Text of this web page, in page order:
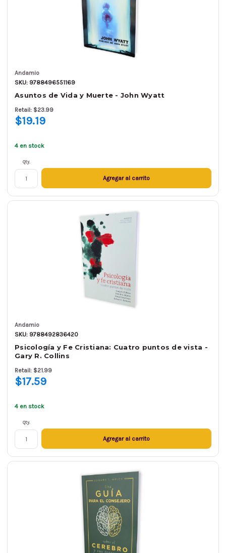
Andamio
SKU: 9788496551169
Asuntos de Vida y Muerte - John Wyatt
Retail: $23.99
$19.19
4 en stock
Qty.
Agregar al carrito
Andamio
SKU: 9788492836420
Psicología y Fe Cristiana: Cuatro puntos de vista -
Gary R. Collins
Retail: $21.99
$17.59
4 en stock
Qty.
Agregar al carrito